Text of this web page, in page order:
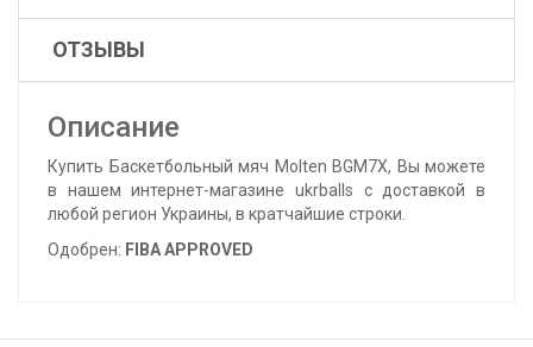
ОТЗЫВЫ
Описание
Купить Баскетбольный мяч Molten BGM7X, Вы можете
в нашем интернет-магазине ukrballs с доставкой в
любой регион Украины, в кратчайшие строки.
Одобрен: FIBA APPROVED